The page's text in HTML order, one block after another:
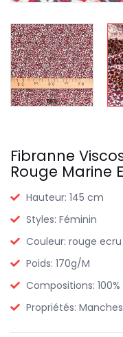
Fibranne
Rouge Marine
Hauteur: 145 cm
Styles: Féminin
Couleur: rouge
Poids: 170g/M
Compositions:
Propriétés: